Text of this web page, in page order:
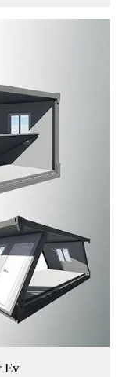
uygulamalara
Ev